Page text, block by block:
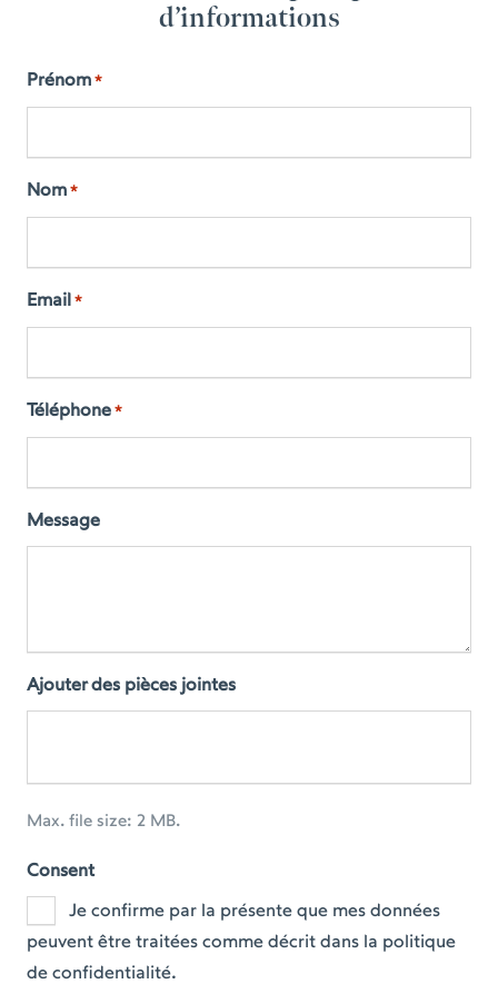
d’informations
Prénom *
Nom *
Email *
Téléphone *
Message
Ajouter des pièces jointes
Max. file size: 2 MB.
Consent
Je confirme par la présente que mes données
peuvent être traitées comme décrit dans la politique
de confidentialité.